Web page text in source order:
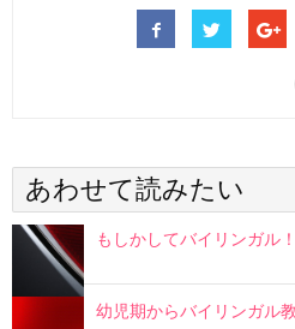
あわせて読みたい
もしかしてバイリンガル
幼児期からバイリンガル